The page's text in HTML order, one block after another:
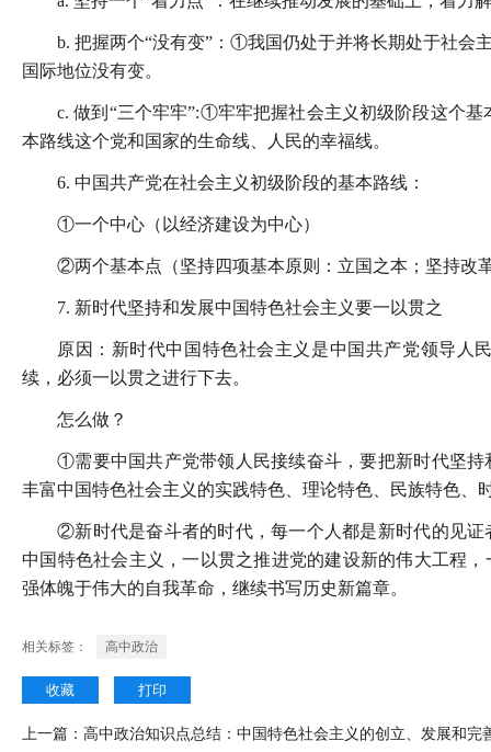
b. 把握两个“没有变”：①我国仍处于并将长期处于社
国际地位没有变。
c. 做到“三个牢牢”:①牢牢把握社会主义初级阶段这个
本路线这个党和国家的生命线、人民的幸福线。
6. 中国共产党在社会主义初级阶段的基本路线：
①一个中心（以经济建设为中心）
②两个基本点（坚持四项基本原则：立国之本；坚持改
7. 新时代坚持和发展中国特色社会主义要一以贯之
原因：新时代中国特色社会主义是中国共产党领导人
续，必须一以贯之进行下去。
怎么做？
①需要中国共产党带领人民接续奋斗，要把新时代坚
丰富中国特色社会主义的实践特色、理论特色、民族特色
②新时代是奋斗者的时代，每一个人都是新时代的见
中国特色社会主义，一以贯之推进党的建设新的伟大工程
强体魄于伟大的自我革命，继续书写历史新篇章。
相关标签： 高中政治
收藏 打印
上一篇： 高中政治知识点总结：中国特色社会主义的创立、发展和完